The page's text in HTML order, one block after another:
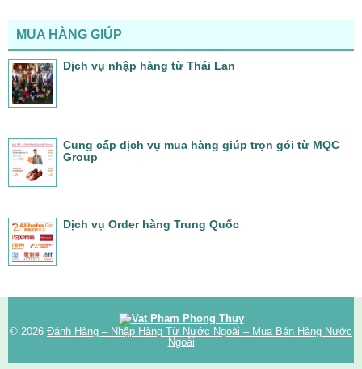
MUA HÀNG GIÚP
Dịch vụ nhập hàng từ Thái Lan
Cung cấp dịch vụ mua hàng giúp trọn gói từ MQC
Group
Dịch vụ Order hàng Trung Quốc
© 2026 Đánh Hàng – Nhập Hàng Từ Nước Ngoài – Mua Bán Hàng Nước
Ngoài